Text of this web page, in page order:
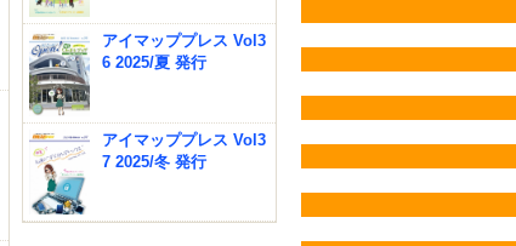
アイマッププレス Vol3
6 2025/夏 発行
アイマッププレス Vol3
7 2025/冬 発行